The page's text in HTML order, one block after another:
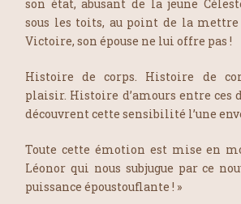
son état, abusant de la jeune
sous les toits, au point de la mettre
Victoire, son épouse ne lui offre pas !
Histoire de corps. Histoire de
plaisir. Histoire d’amours entre ces
découvrent cette sensibilité l’une
Toute cette émotion est mise en
Léonor qui nous subjugue par ce
puissance époustouflante ! »